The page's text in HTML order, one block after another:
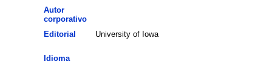
Autor
corporativo
Editorial
University of Iowa
Idioma